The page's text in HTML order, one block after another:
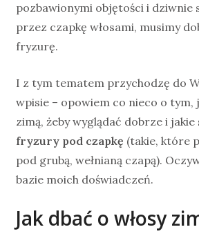
pozbawionymi objętości i dziwnie
przez czapkę włosami, musimy
fryzurę.
I z tym tematem przychodzę do
wpisie – opowiem co nieco o tym,
zimą, żeby wyglądać dobrze i jakie
fryzury pod czapkę (takie, które
pod grubą, wełnianą czapą).
bazie moich doświadczeń.
Jak dbać o włosy